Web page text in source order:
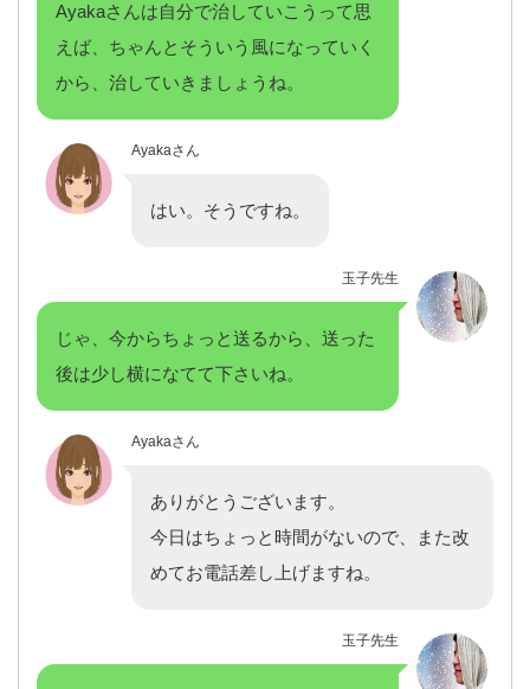
Ayakaさんは自分で治していこうって思
えば、ちゃんとそういう風になっていく
から、治していきましょうね。
Ayakaさん
はい。そうですね。
玉子先生
じゃ、今からちょっと送るから、送った
後は少し横になてて下さいね。
Ayakaさん
ありがとうございます。
今日はちょっと時間がないので、また改
めてお電話差し上げますね。
玉子先生